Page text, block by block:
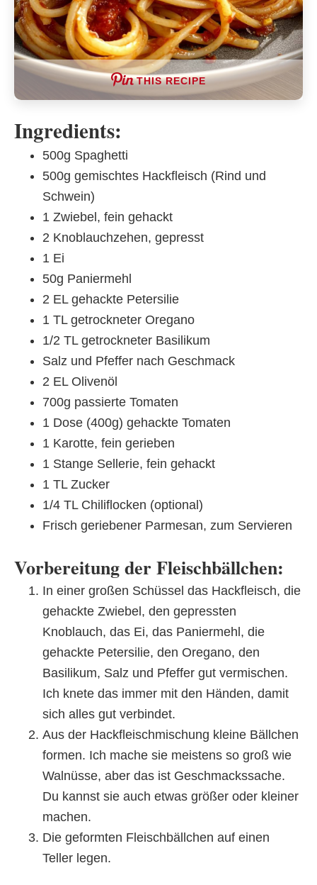
THIS RECIPE
Ingredients:
500g Spaghetti
500g gemischtes Hackfleisch (Rind und
Schwein)
1 Zwiebel, fein gehackt
2 Knoblauchzehen, gepresst
1 Ei
50g Paniermehl
2 EL gehackte Petersilie
1 TL getrockneter Oregano
1/2 TL getrockneter Basilikum
Salz und Pfeffer nach Geschmack
2 EL Olivenöl
700g passierte Tomaten
1 Dose (400g) gehackte Tomaten
1 Karotte, fein gerieben
1 Stange Sellerie, fein gehackt
1 TL Zucker
1/4 TL Chiliflocken (optional)
Frisch geriebener Parmesan, zum Servieren
Vorbereitung der Fleischbällchen:
In einer großen Schüssel das Hackfleisch, die
gehackte Zwiebel, den gepressten
Knoblauch, das Ei, das Paniermehl, die
gehackte Petersilie, den Oregano, den
Basilikum, Salz und Pfeffer gut vermischen.
Ich knete das immer mit den Händen, damit
sich alles gut verbindet.
Aus der Hackfleischmischung kleine Bällchen
formen. Ich mache sie meistens so groß wie
Walnüsse, aber das ist Geschmackssache.
Du kannst sie auch etwas größer oder kleiner
machen.
Die geformten Fleischbällchen auf einen
Teller legen.